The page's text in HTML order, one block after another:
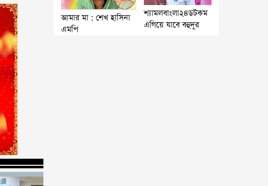
আমার মা : শেখ হাসিনা
এমপি
শ্যামলবাংলা২৪ডটকম
এগিয়ে যাবে বহুদূর